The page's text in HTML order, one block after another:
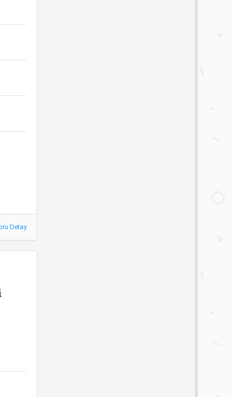
Detay